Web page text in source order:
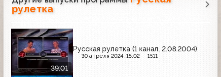
рулетка
39:01
Русская рулетка (1 канал, 2.08.2004)
30 апреля 2024, 15:02 1511